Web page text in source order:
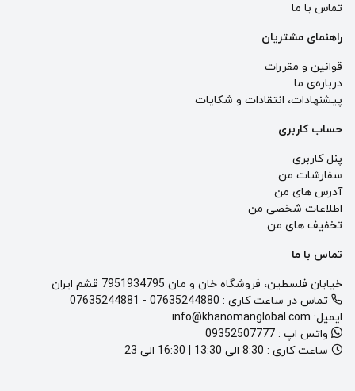
تماس با ما
راهنمای مشتریان
قوانین و مقررات
درباره‌ی ما
پيشنهادات، انتقادات و شكايات
حساب کاربری
پنل کاربری
سفارشات من
آدرس های من
اطلاعات شخصی من
تخفیف های من
تماس با ما
خیابان فلسطین، فروشگاه خان و مان 7951934795 قشم ایران
تماس در ساعت کاری : 07635244880
-
07635244881
ایمیل: info@khanomanglobal.com
واتس اپ : 09352507777
ساعت کاری : 8:30 الی 13:30 | 16:30 الی 23